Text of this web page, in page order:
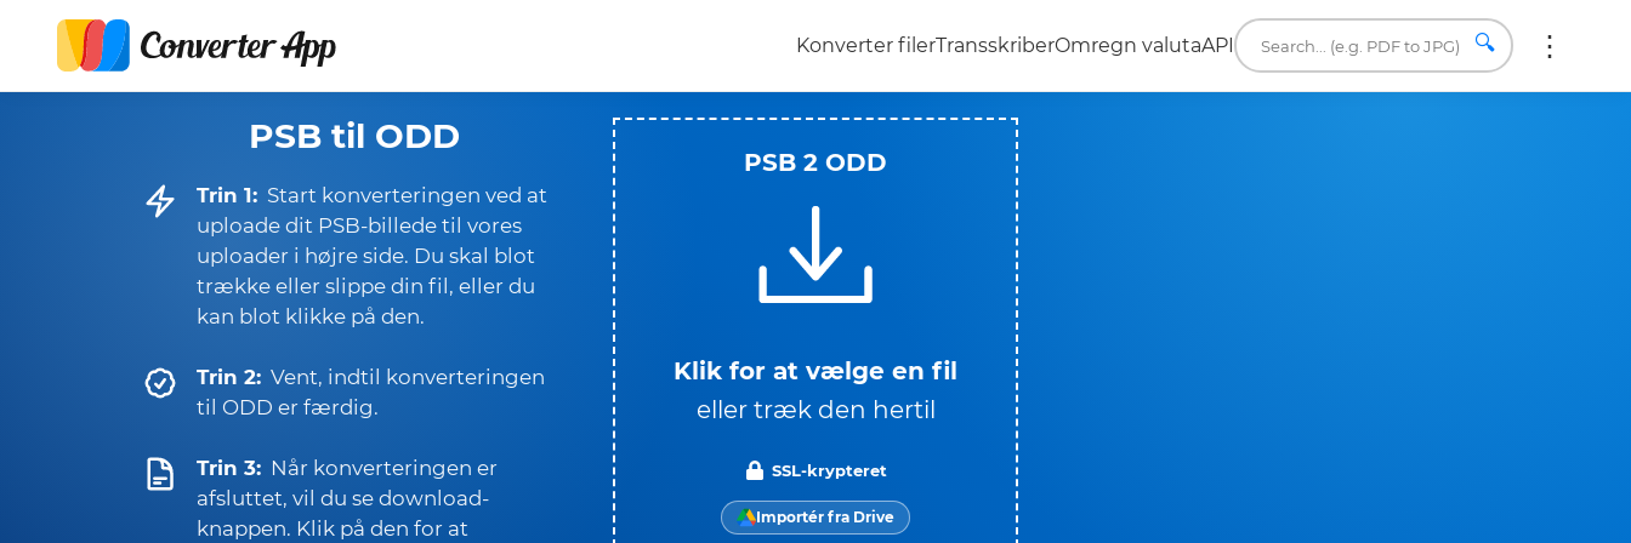
Konverter filerTransskriberOmregn valutaAPI 🔍
PSB til ODD
Trin 1: Start konverteringen ved at
uploade dit PSB-billede til vores
uploader i højre side. Du skal blot
trække eller slippe din fil, eller du
kan blot klikke på den.
Trin 2: Vent, indtil konverteringen
til ODD er færdig.
Trin 3: Når konverteringen er
afsluttet, vil du se download-
knappen. Klik på den for at
PSB 2 ODD
Klik for at vælge en fil
eller træk den hertil
SSL-krypteret
Importér fra Drive